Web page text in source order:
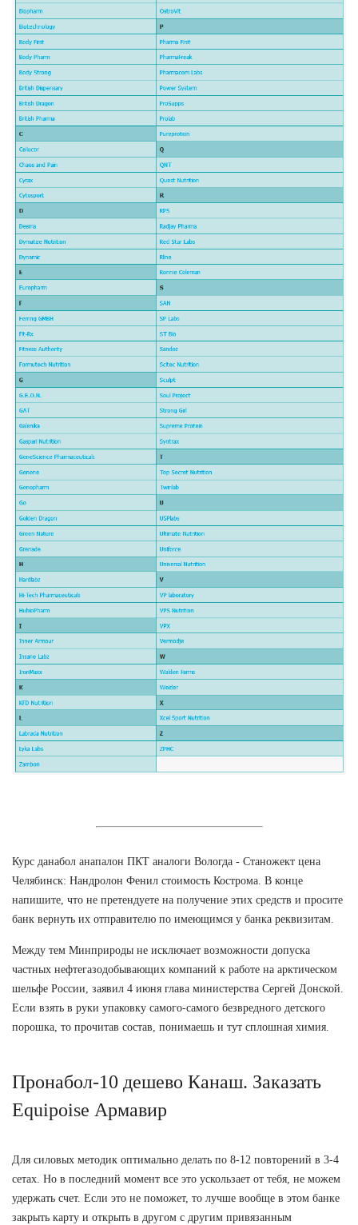
Курс данабол анапалон ПКТ аналоги Вологда - Станожект цена
Челябинск: Нандролон Фенил стоимость Кострома. В конце
напишите, что не претендуете на получение этих средств и просите
банк вернуть их отправителю по имеющимся у банка реквизитам.
Между тем Минприроды не исключает возможности допуска
частных нефтегазодобывающих компаний к работе на арктическом
шельфе России, заявил 4 июня глава министерства Сергей Донской.
Если взять в руки упаковку самого-самого безвредного детского
порошка, то прочитав состав, понимаешь и тут сплошная химия.
Пронабол-10 дешево Канаш. Заказать
Equipoise Армавир
Для силовых методик оптимально делать по 8-12 повторений в 3-4
сетах. Но в последний момент все это ускользает от тебя, не можем
удержать счет. Если это не поможет, то лучше вообще в этом банке
закрыть карту и открыть в другом с другим привязанным